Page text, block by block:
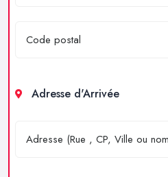
Adresse d'Arrivée